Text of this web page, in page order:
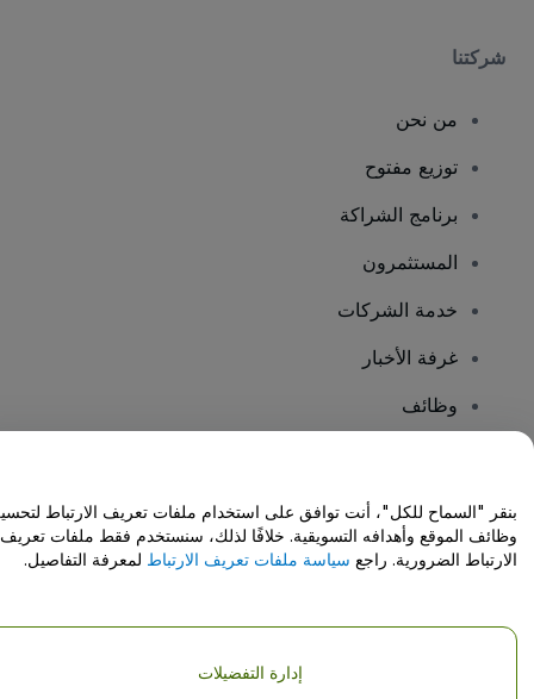
شركتنا
من نحن
توزيع مفتوح
برنامج الشراكة
المستثمرون
خدمة الشركات
غرفة الأخبار
وظائف
مركز المساعدة / اتصل بنا
حقوق النشر © شركة فياجوجو المحدودة 2026
تفاصيل الشركة
بنقر "السماح للكل"، أنت توافق على استخدام ملفات تعريف الارتباط
وظائف الموقع وأهدافه التسويقية. خلافًا لذلك، سنستخدم فقط ملفات تعريف
الارتباط الضرورية. راجع سياسة ملفات تعريف الارتباط لمعرفة التفاصيل.
إدارة التفضيلات